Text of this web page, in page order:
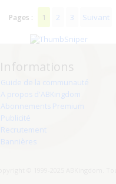
Pages : 1 2 3 Suivant
Informations
Guide de la communauté
A propos d'ABKingdom
Abonnements Premium
Publicité
Recrutement
Bannières